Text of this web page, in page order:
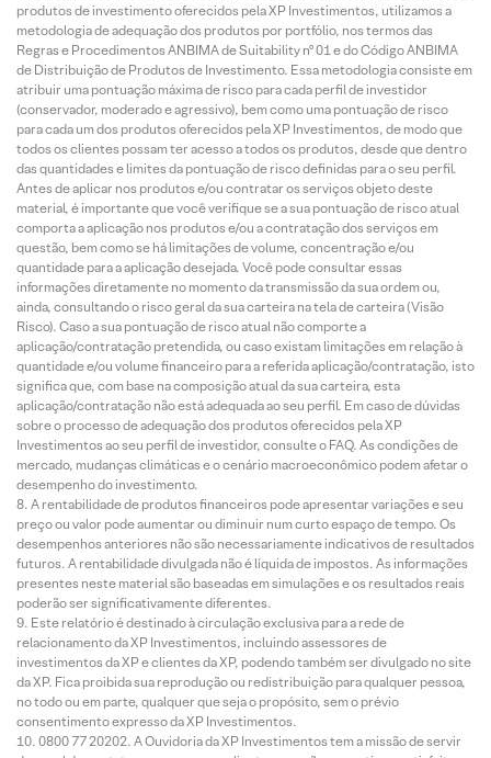
produtos de investimento oferecidos pela XP Investimentos, utilizamos a
metodologia de adequação dos produtos por portfólio, nos termos das
Regras e Procedimentos ANBIMA de Suitability nº 01 e do Código ANBIMA
de Distribuição de Produtos de Investimento. Essa metodologia consiste em
atribuir uma pontuação máxima de risco para cada perfil de investidor
(conservador, moderado e agressivo), bem como uma pontuação de risco
para cada um dos produtos oferecidos pela XP Investimentos, de modo que
todos os clientes possam ter acesso a todos os produtos, desde que dentro
das quantidades e limites da pontuação de risco definidas para o seu perfil.
Antes de aplicar nos produtos e/ou contratar os serviços objeto deste
material, é importante que você verifique se a sua pontuação de risco atual
comporta a aplicação nos produtos e/ou a contratação dos serviços em
questão, bem como se há limitações de volume, concentração e/ou
quantidade para a aplicação desejada. Você pode consultar essas
informações diretamente no momento da transmissão da sua ordem ou,
ainda, consultando o risco geral da sua carteira na tela de carteira (Visão
Risco). Caso a sua pontuação de risco atual não comporte a
aplicação/contratação pretendida, ou caso existam limitações em relação à
quantidade e/ou volume financeiro para a referida aplicação/contratação, isto
significa que, com base na composição atual da sua carteira, esta
aplicação/contratação não está adequada ao seu perfil. Em caso de dúvidas
sobre o processo de adequação dos produtos oferecidos pela XP
Investimentos ao seu perfil de investidor, consulte o FAQ. As condições de
mercado, mudanças climáticas e o cenário macroeconômico podem afetar o
desempenho do investimento.
A rentabilidade de produtos financeiros pode apresentar variações e seu
preço ou valor pode aumentar ou diminuir num curto espaço de tempo. Os
desempenhos anteriores não são necessariamente indicativos de resultados
futuros. A rentabilidade divulgada não é líquida de impostos. As informações
presentes neste material são baseadas em simulações e os resultados reais
poderão ser significativamente diferentes.
Este relatório é destinado à circulação exclusiva para a rede de
relacionamento da XP Investimentos, incluindo assessores de
investimentos da XP e clientes da XP, podendo também ser divulgado no site
da XP. Fica proibida sua reprodução ou redistribuição para qualquer pessoa,
no todo ou em parte, qualquer que seja o propósito, sem o prévio
consentimento expresso da XP Investimentos.
0800 77 20202. A Ouvidoria da XP Investimentos tem a missão de servir